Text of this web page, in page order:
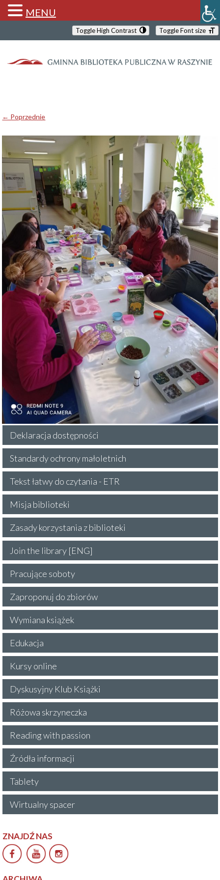
Toggle High Contrast Toggle Font size
← Poprzednie
Deklaracja dostępności
Standardy ochrony małoletnich
Tekst łatwy do czytania - ETR
Misja biblioteki
Zasady korzystania z biblioteki
Join the library [ENG]
Pracujące soboty
Zaproponuj do zbiorów
Wymiana książek
Edukacja
Kursy online
Dyskusyjny Klub Książki
Różowa skrzyneczka
Reading with passion
Źródła informacji
Tablety
Wirtualny spacer
ZNAJDŹ NAS
MENU